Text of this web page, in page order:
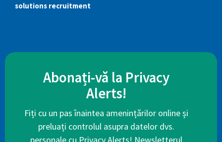
solutions recruitment
Abonați-vă la Privacy
Alerts!
Fiți cu un pas înaintea amenințărilor online și
preluați controlul asupra datelor dvs.